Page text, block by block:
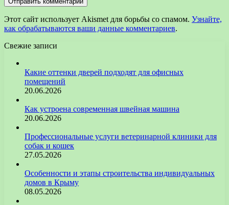
Этот сайт использует Akismet для борьбы со спамом. Узнайте,
как обрабатываются ваши данные комментариев.
Свежие записи
Какие оттенки дверей подходят для офисных
помещений
20.06.2026
Как устроена современная швейная машина
20.06.2026
Профессиональные услуги ветеринарной клиники для
собак и кошек
27.05.2026
Особенности и этапы строительства индивидуальных
домов в Крыму
08.05.2026